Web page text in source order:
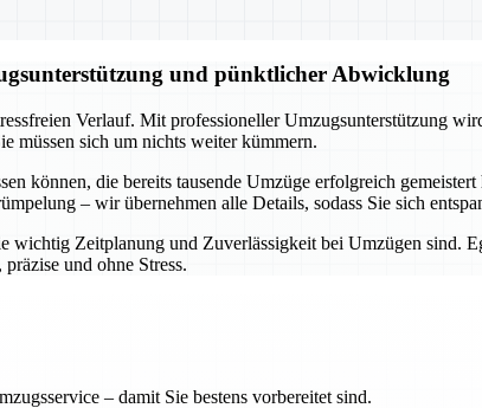
und pünktlicher Abwicklung
Verlauf. Mit professioneller Umzugsunterstützung
müssen sich um nichts weiter kümmern.
können, die bereits tausende Umzüge erfolgreich
– wir übernehmen alle Details, sodass Sie sich
Zeitplanung und Zuverlässigkeit bei Umzügen sind.
und ohne Stress.
– damit Sie bestens vorbereitet sind.